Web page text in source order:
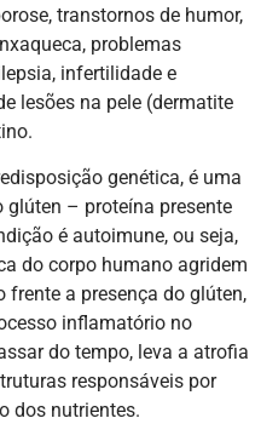
transtornos de humor,
problemas
infertilidade e
lesões na pele (dermatite
genética, é uma
– proteína presente
é autoimune, ou seja,
do corpo humano agridem
a presença do glúten,
inflamatório no
do tempo, leva a atrofia
responsáveis por
dos nutrientes.